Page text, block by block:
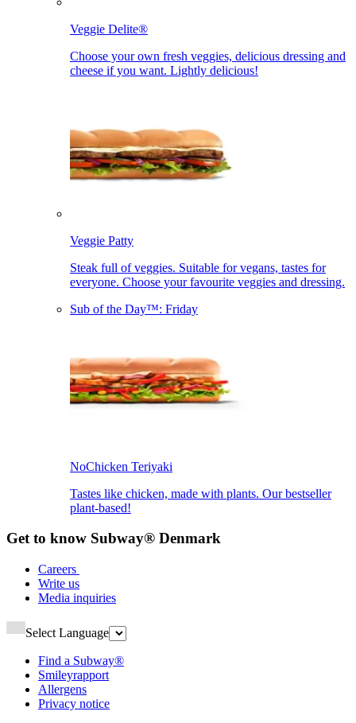
Veggie Delite®​​​​‌ ‍ ​‍​‍‌‍ ‌ ​‍‌‍‍‌‌‍‌ ‌‍‍‌‌‍ ‍​‍​‍​ ‍‍​‍​‍‌ ​ ‌‍​‌‌‍ ‍‌‍‍‌‌ ‌​‌ ‍‌​‍ ‍‌‍‍‌‌‍ ​‍​‍​‍ ​​‍​‍‌‍‍​‌ ​‍‌‍‌‌‌‍‌‍​‍​‍​ ‍‍​‍​‍‌‍‍​‌ ‌​‌ ‌​‌ ​​‌ ​ ​ ‍‍​‍ ​‍ ‌‍ ‍‌‍ ‌ ​‍‌‍‌​‌‍‍‌‌‍​ ​‍ ‌‌‍​‍‌‍‍‌‌ ‌​‌‍‌‌‌ ​ ​‍ ‌‌‍‌ ‌ ​‍‌‍ ‌ ‌‌‌ ​​​‍ ‌‌ ​ ‌ ‌​‌ ‌‌‌‍‌​‌‍‍‌‌‍ ​‍ ‍‌ ‌‍‌‍‌‌‌ ​‍‌‍​ ‌‍‌‌‌‍ ​​‍ ‍‌‍​‌‌ ​​‌ ​​​‍ ‌‍‍‌‌‍ ‍‌ ‌​‌‍‌‌‌‍ ‍‌ ‌​​‍ ‌‍‌‌‌‍‌​‌‍‍‌‌ ‌​​‍ ‌‍ ‌‌‍ ‌‍‌​‌‍‌‌​ ‌‌ ​​‌ ​‍‌‍‌‌‌ ​ ‌‍‌‌‌‍ ‍‌ ‌​‌‍​‌‌ ‌​‌‍‍‌‌‍ ‌‍ ‍​ ‍ ‌‍‍‌‌‍‌​​ ‌​ ‍​​ ‌‌​ ‍‌​ ‌‌​ ‌​‌‍​ ​ ​ ‌‍​‍​‍ ‌​ ​‍​ ‌‍‌‍‌‍​ ‌​​‍ ‌​ ‌​​ ​‍‌‍‌‍​ ‌‍​‍ ‌​ ‍​​ ​​​ ‌ ​ ‌ ​‍ ‌‌‍​‍​ ‌‌‌‍‌‌‌‍​‌​ ​​‌‍‌‌​ ‌​​ ​​​ ‌‍​ ​ ​ ‌ ‌‍‌‍​ ‍ ‌ ‌​‌ ‍‌‌ ​​‌‍‌‌​ ‌‌ ​​‌ ​‍‌‍ ‌‍‌​‌ ‌‌‌‍​ ‌ ‌​​ ‍ ‌ ​​‌‍​‌‌ ‌​‌‍‍​​ ‌‌‍ ‍‌‍​‌‌‍ ‌‌‍‌‌​‍‌‌​ ‌‌‌​​‍‌‌ ‌‍‍ ‌‍‌‌‌ ‍‌​‍‌‌​ ​ ‌​‌​​‍‌‌​ ​ ‌​‌​​‍‌‌​ ​‍​ ​‍‌‍‌‌‌‍ ‍​‍‌‌​ ​‍​ ​‍​‍‌‌​ ‌‌‌​‌​​‍ ‍‌ ‌‍‌‍​‌‌‍ ​‌ ‌‌‌‍‌‌​ ‌‍​‍‌‍​‌‌ ​ ‌‍‌‌‌‌‌‌‌ ​‍‌‍ ​​ ‌‌‍‍​‌ ‌​‌ ‌​‌ ​​‌ ​ ​‍‌‌​ ​ ‌​​‌​‍‌‌​ ​‍‌​‌‍​‍‌‌​ ​‍‌​‌‍‌‍ ‍‌‍ ‌ ​‍‌‍‌​‌‍‍‌‌‍​ ​‍ ‌‌‍​‍‌‍‍‌‌ ‌​‌‍‌‌‌ ​ ​‍ ‌‌‍‌ ‌ ​‍‌‍ ‌ ‌‌‌ ​​​‍ ‌‌ ​ ‌ ‌​‌ ‌‌‌‍‌​‌‍‍‌‌‍ ​‍ ‍‌ ‌‍‌‍‌‌‌ ​‍‌‍​ ‌‍‌‌‌‍ ​​‍ ‍‌‍​‌‌ ​​‌ ​​​‍‌‍‌‍‍‌‌‍‌​​ ‌​ ‍​​ ‌‌​ ‍‌​ ‌‌​ ‌​‌‍​ ​ ​ ‌‍​‍​‍ ‌​ ​‍​ ‌‍‌‍‌‍​ ‌​​‍ ‌​ ‌​​ ​‍‌‍‌‍​ ‌‍​‍ ‌​ ‍​​ ​​​ ‌ ​ ‌ ​‍ ‌‌‍​‍​ ‌‌‌‍‌‌‌‍​‌​ ​​‌‍‌‌​ ‌​​ ​​​ ‌‍​ ​ ​ ‌ ‌‍‌‍​‍‌‍‌ ‌​‌ ‍‌‌ ​​‌‍‌‌​ ‌‌ ​​‌ ​‍‌‍ ‌‍‌​‌ ‌‌‌‍​ ‌ ‌​​‍‌‍‌ ​​‌‍​‌‌ ‌​‌‍‍​​ ‌‌‍ ‍‌‍​‌‌‍ ‌‌‍‌‌​‍‌‌​ ‌‌‌​​‍‌‌ ‌‍‍ ‌‍‌‌‌ ‍‌​‍‌‌​ ​ ‌​‌​​‍‌‌​ ​ ‌​‌​​‍‌‌​ ​‍​ ​‍‌‍‌‌‌‍ ‍​‍‌‌​ ​‍​ ​‍​‍‌‌​ ‌‌‌​‌​​‍ ‍‌ ‌‍‌‍​‌‌‍ ​‌ ‌‌‌‍‌‌​‍‌‍‌ ​​‌‍‌‌‌ ​‍‌ ​ ‌ ​​‌‍‌‌‌‍​ ‌ ‌​‌‍‍‌‌ ‌‍‌‍‌‌​ ‌‌ ​​‌ ‌‌‌‍​‍‌‍ ​‌‍‍‌‌ ​ ‌‍‍​‌‍‌‌‌‍‌​​‍​‍‌ ‌
Choose your own fresh veggies, delicious dressing and
cheese if you want. Lightly delicious!​​​​‌ ‍ ​‍​‍‌‍ ‌ ​‍‌‍‍‌‌‍‌ ‌‍‍‌‌‍ ‍​‍​‍​ ‍‍​‍​‍‌ ​ ‌‍​‌‌‍ ‍‌‍‍‌‌ ‌​‌ ‍‌​‍ ‍‌‍‍‌‌‍ ​‍​‍​‍ ​​‍​‍‌‍‍​‌ ​‍‌‍‌‌‌‍‌‍​‍​‍​ ‍‍​‍​‍‌‍‍​‌ ‌​‌ ‌​‌ ​​‌ ​ ​ ‍‍​‍ ​‍ ‌‍ ‍‌‍ ‌ ​‍‌‍‌​‌‍‍‌‌‍​ ​‍ ‌‌‍​‍‌‍‍‌‌ ‌​‌‍‌‌‌ ​ ​‍ ‌‌‍‌ ‌ ​‍‌‍ ‌ ‌‌‌ ​​​‍ ‌‌ ​ ‌ ‌​‌ ‌‌‌‍‌​‌‍‍‌‌‍ ​‍ ‍‌ ‌‍‌‍‌‌‌ ​‍‌‍​ ‌‍‌‌‌‍ ​​‍ ‍‌‍​‌‌ ​​‌ ​​​‍ ‌‍‍‌‌‍ ‍‌ ‌​‌‍‌‌‌‍ ‍‌ ‌​​‍ ‌‍‌‌‌‍‌​‌‍‍‌‌ ‌​​‍ ‌‍ ‌‌‍ ‌‍‌​‌‍‌‌​ ‌‌ ​​‌ ​‍‌‍‌‌‌ ​ ‌‍‌‌‌‍ ‍‌ ‌​‌‍​‌‌ ‌​‌‍‍‌‌‍ ‌‍ ‍​ ‍ ‌‍‍‌‌‍‌​​ ‌​ ‍​​ ‌‌​ ‍‌​ ‌‌​ ‌​‌‍​ ​ ​ ‌‍​‍​‍ ‌​ ​‍​ ‌‍‌‍‌‍​ ‌​​‍ ‌​ ‌​​ ​‍‌‍‌‍​ ‌‍​‍ ‌​ ‍​​ ​​​ ‌ ​ ‌ ​‍ ‌‌‍​‍​ ‌‌‌‍‌‌‌‍​‌​ ​​‌‍‌‌​ ‌​​ ​​​ ‌‍​ ​ ​ ‌ ‌‍‌‍​ ‍ ‌ ‌​‌ ‍‌‌ ​​‌‍‌‌​ ‌‌ ​​‌ ​‍‌‍ ‌‍‌​‌ ‌‌‌‍​ ‌ ‌​​ ‍ ‌ ​​‌‍​‌‌ ‌​‌‍‍​​ ‌‌ ​ ‌‍‍​‌‍ ‌ ​‍‌ ‌​‌​‌​‌‍‌‌‌ ​ ‌‍​ ‌ ​‍‌‍‍‌‌ ​​‌ ‌​‌‍‍‌‌‍ ‌‍ ‍​‍‌‌​ ‌‌‌​​‍‌‌ ‌‍‍ ‌‍‌‌‌ ‍‌​‍‌‌​ ​ ‌​‌​​‍‌‌​ ​ ‌​‌​​‍‌‌​ ​‍​ ​‍‌‍‌‌‌‍ ‍​‍‌‌​ ​‍​ ​‍​‍‌‌​ ‌‌‌​‌​​‍ ‍‌ ‌‍‌‍​‌‌‍ ​‌ ‌‌‌‍‌‌​ ‌‍​‍‌‍​‌‌ ​ ‌‍‌‌‌‌‌‌‌ ​‍‌‍ ​​ ‌‌‍‍​‌ ‌​‌ ‌​‌ ​​‌ ​ ​‍‌‌​ ​ ‌​​‌​‍‌‌​ ​‍‌​‌‍​‍‌‌​ ​‍‌​‌‍‌‍ ‍‌‍ ‌ ​‍‌‍‌​‌‍‍‌‌‍​ ​‍ ‌‌‍​‍‌‍‍‌‌ ‌​‌‍‌‌‌ ​ ​‍ ‌‌‍‌ ‌ ​‍‌‍ ‌ ‌‌‌ ​​​‍ ‌‌ ​ ‌ ‌​‌ ‌‌‌‍‌​‌‍‍‌‌‍ ​‍ ‍‌ ‌‍‌‍‌‌‌ ​‍‌‍​ ‌‍‌‌‌‍ ​​‍ ‍‌‍​‌‌ ​​‌ ​​​‍‌‍‌‍‍‌‌‍‌​​ ‌​ ‍​​ ‌‌​ ‍‌​ ‌‌​ ‌​‌‍​ ​ ​ ‌‍​‍​‍ ‌​ ​‍​ ‌‍‌‍‌‍​ ‌​​‍ ‌​ ‌​​ ​‍‌‍‌‍​ ‌‍​‍ ‌​ ‍​​ ​​​ ‌ ​ ‌ ​‍ ‌‌‍​‍​ ‌‌‌‍‌‌‌‍​‌​ ​​‌‍‌‌​ ‌​​ ​​​ ‌‍​ ​ ​ ‌ ‌‍‌‍​‍‌‍‌ ‌​‌ ‍‌‌ ​​‌‍‌‌​ ‌‌ ​​‌ ​‍‌‍ ‌‍‌​‌ ‌‌‌‍​ ‌ ‌​​‍‌‍‌ ​​‌‍​‌‌ ‌​‌‍‍​​ ‌‌ ​ ‌‍‍​‌‍ ‌ ​‍‌ ‌​‌​‌​‌‍‌‌‌ ​ ‌‍​ ‌ ​‍‌‍‍‌‌ ​​‌ ‌​‌‍‍‌‌‍ ‌‍ ‍​‍‌‌​ ‌‌‌​​‍‌‌ ‌‍‍ ‌‍‌‌‌ ‍‌​‍‌‌​ ​ ‌​‌​​‍‌‌​ ​ ‌​‌​​‍‌‌​ ​‍​ ​‍‌‍‌‌‌‍ ‍​‍‌‌​ ​‍​ ​‍​‍‌‌​ ‌‌‌​‌​​‍ ‍‌ ‌‍‌‍​‌‌‍ ​‌ ‌‌‌‍‌‌​‍‌‍‌ ​​‌‍‌‌‌ ​‍‌ ​ ‌ ​​‌‍‌‌‌‍​ ‌ ‌​‌‍‍‌‌ ‌‍‌‍‌‌​ ‌‌ ​​‌ ‌‌‌‍​‍‌‍ ​‌‍‍‌‌ ​ ‌‍‍​‌‍‌‌‌‍‌​​‍​‍‌ ‌
Veggie Patty​​​​‌ ‍ ​‍​‍‌‍ ‌ ​‍‌‍‍‌‌‍‌ ‌‍‍‌‌‍ ‍​‍​‍​ ‍‍​‍​‍‌ ​ ‌‍​‌‌‍ ‍‌‍‍‌‌ ‌​‌ ‍‌​‍ ‍‌‍‍‌‌‍ ​‍​‍​‍ ​​‍​‍‌‍‍​‌ ​‍‌‍‌‌‌‍‌‍​‍​‍​ ‍‍​‍​‍‌‍‍​‌ ‌​‌ ‌​‌ ​​‌ ​ ​ ‍‍​‍ ​‍ ‌‍ ‍‌‍ ‌ ​‍‌‍‌​‌‍‍‌‌‍​ ​‍ ‌‌‍​‍‌‍‍‌‌ ‌​‌‍‌‌‌ ​ ​‍ ‌‌‍‌ ‌ ​‍‌‍ ‌ ‌‌‌ ​​​‍ ‌‌ ​ ‌ ‌​‌ ‌‌‌‍‌​‌‍‍‌‌‍ ​‍ ‍‌ ‌‍‌‍‌‌‌ ​‍‌‍​ ‌‍‌‌‌‍ ​​‍ ‍‌‍​‌‌ ​​‌ ​​​‍ ‌‍‍‌‌‍ ‍‌ ‌​‌‍‌‌‌‍ ‍‌ ‌​​‍ ‌‍‌‌‌‍‌​‌‍‍‌‌ ‌​​‍ ‌‍ ‌‌‍ ‌‍‌​‌‍‌‌​ ‌‌ ​​‌ ​‍‌‍‌‌‌ ​ ‌‍‌‌‌‍ ‍‌ ‌​‌‍​‌‌ ‌​‌‍‍‌‌‍ ‌‍ ‍​ ‍ ‌‍‍‌‌‍‌​​ ‌‌‍‌‍​ ‌‍​ ‌​​ ‌ ​ ​​‌‍​‌‌‍‌‍​ ‍‌​‍ ‌​ ‌‌​ ​​​ ​‌‌‍‌‌​‍ ‌​ ‌​​ ​ ​ ‍​​ ‍‌​‍ ‌​ ‍‌​ ‍‌‌‍‌‍​ ‌‍​‍ ‌​ ​‍​ ​​‌‍​‌‌‍​ ‌‍‌‍​ ‍​​ ‌‌​ ​‌​ ‌‍‌‍​ ‌‍​ ​ ‌​​ ‍ ‌ ‌​‌ ‍‌‌ ​​‌‍‌‌​ ‌‌ ​​‌ ​‍‌‍ ‌‍‌​‌ ‌‌‌‍​ ‌ ‌​​ ‍ ‌ ​​‌‍​‌‌ ‌​‌‍‍​​ ‌‌‍ ‍‌‍​‌‌‍ ‌‌‍‌‌​‍‌‌​ ‌‌‌​​‍‌‌ ‌‍‍ ‌‍‌‌‌ ‍‌​‍‌‌​ ​ ‌​‌​​‍‌‌​ ​ ‌​‌​​‍‌‌​ ​‍​ ​‍‌‍‌‌‌‍ ‍​‍‌‌​ ​‍​ ​‍​‍‌‌​ ‌‌‌​‌​​‍ ‍‌ ‌‍‌‍​‌‌‍ ​‌ ‌‌‌‍‌‌​ ‌‍​‍‌‍​‌‌ ​ ‌‍‌‌‌‌‌‌‌ ​‍‌‍ ​​ ‌‌‍‍​‌ ‌​‌ ‌​‌ ​​‌ ​ ​‍‌‌​ ​ ‌​​‌​‍‌‌​ ​‍‌​‌‍​‍‌‌​ ​‍‌​‌‍‌‍ ‍‌‍ ‌ ​‍‌‍‌​‌‍‍‌‌‍​ ​‍ ‌‌‍​‍‌‍‍‌‌ ‌​‌‍‌‌‌ ​ ​‍ ‌‌‍‌ ‌ ​‍‌‍ ‌ ‌‌‌ ​​​‍ ‌‌ ​ ‌ ‌​‌ ‌‌‌‍‌​‌‍‍‌‌‍ ​‍ ‍‌ ‌‍‌‍‌‌‌ ​‍‌‍​ ‌‍‌‌‌‍ ​​‍ ‍‌‍​‌‌ ​​‌ ​​​‍‌‍‌‍‍‌‌‍‌​​ ‌‌‍‌‍​ ‌‍​ ‌​​ ‌ ​ ​​‌‍​‌‌‍‌‍​ ‍‌​‍ ‌​ ‌‌​ ​​​ ​‌‌‍‌‌​‍ ‌​ ‌​​ ​ ​ ‍​​ ‍‌​‍ ‌​ ‍‌​ ‍‌‌‍‌‍​ ‌‍​‍ ‌​ ​‍​ ​​‌‍​‌‌‍​ ‌‍‌‍​ ‍​​ ‌‌​ ​‌​ ‌‍‌‍​ ‌‍​ ​ ‌​​‍‌‍‌ ‌​‌ ‍‌‌ ​​‌‍‌‌​ ‌‌ ​​‌ ​‍‌‍ ‌‍‌​‌ ‌‌‌‍​ ‌ ‌​​‍‌‍‌ ​​‌‍​‌‌ ‌​‌‍‍​​ ‌‌‍ ‍‌‍​‌‌‍ ‌‌‍‌‌​‍‌‌​ ‌‌‌​​‍‌‌ ‌‍‍ ‌‍‌‌‌ ‍‌​‍‌‌​ ​ ‌​‌​​‍‌‌​ ​ ‌​‌​​‍‌‌​ ​‍​ ​‍‌‍‌‌‌‍ ‍​‍‌‌​ ​‍​ ​‍​‍‌‌​ ‌‌‌​‌​​‍ ‍‌ ‌‍‌‍​‌‌‍ ​‌ ‌‌‌‍‌‌​‍‌‍‌ ​​‌‍‌‌‌ ​‍‌ ​ ‌ ​​‌‍‌‌‌‍​ ‌ ‌​‌‍‍‌‌ ‌‍‌‍‌‌​ ‌‌ ​​‌ ‌‌‌‍​‍‌‍ ​‌‍‍‌‌ ​ ‌‍‍​‌‍‌‌‌‍‌​​‍​‍‌ ‌
Steak full of veggies. Suitable for vegans, tastes for
everyone. Choose your favourite veggies and dressing.​​​​‌ ‍ ​‍​‍‌‍ ‌ ​‍‌‍‍‌‌‍‌ ‌‍‍‌‌‍ ‍​‍​‍​ ‍‍​‍​‍‌ ​ ‌‍​‌‌‍ ‍‌‍‍‌‌ ‌​‌ ‍‌​‍ ‍‌‍‍‌‌‍ ​‍​‍​‍ ​​‍​‍‌‍‍​‌ ​‍‌‍‌‌‌‍‌‍​‍​‍​ ‍‍​‍​‍‌‍‍​‌ ‌​‌ ‌​‌ ​​‌ ​ ​ ‍‍​‍ ​‍ ‌‍ ‍‌‍ ‌ ​‍‌‍‌​‌‍‍‌‌‍​ ​‍ ‌‌‍​‍‌‍‍‌‌ ‌​‌‍‌‌‌ ​ ​‍ ‌‌‍‌ ‌ ​‍‌‍ ‌ ‌‌‌ ​​​‍ ‌‌ ​ ‌ ‌​‌ ‌‌‌‍‌​‌‍‍‌‌‍ ​‍ ‍‌ ‌‍‌‍‌‌‌ ​‍‌‍​ ‌‍‌‌‌‍ ​​‍ ‍‌‍​‌‌ ​​‌ ​​​‍ ‌‍‍‌‌‍ ‍‌ ‌​‌‍‌‌‌‍ ‍‌ ‌​​‍ ‌‍‌‌‌‍‌​‌‍‍‌‌ ‌​​‍ ‌‍ ‌‌‍ ‌‍‌​‌‍‌‌​ ‌‌ ​​‌ ​‍‌‍‌‌‌ ​ ‌‍‌‌‌‍ ‍‌ ‌​‌‍​‌‌ ‌​‌‍‍‌‌‍ ‌‍ ‍​ ‍ ‌‍‍‌‌‍‌​​ ‌‌‍‌‍​ ‌‍​ ‌​​ ‌ ​ ​​‌‍​‌‌‍‌‍​ ‍‌​‍ ‌​ ‌‌​ ​​​ ​‌‌‍‌‌​‍ ‌​ ‌​​ ​ ​ ‍​​ ‍‌​‍ ‌​ ‍‌​ ‍‌‌‍‌‍​ ‌‍​‍ ‌​ ​‍​ ​​‌‍​‌‌‍​ ‌‍‌‍​ ‍​​ ‌‌​ ​‌​ ‌‍‌‍​ ‌‍​ ​ ‌​​ ‍ ‌ ‌​‌ ‍‌‌ ​​‌‍‌‌​ ‌‌ ​​‌ ​‍‌‍ ‌‍‌​‌ ‌‌‌‍​ ‌ ‌​​ ‍ ‌ ​​‌‍​‌‌ ‌​‌‍‍​​ ‌‌ ​ ‌‍‍​‌‍ ‌ ​‍‌ ‌​‌​‌​‌‍‌‌‌ ​ ‌‍​ ‌ ​‍‌‍‍‌‌ ​​‌ ‌​‌‍‍‌‌‍ ‌‍ ‍​‍‌‌​ ‌‌‌​​‍‌‌ ‌‍‍ ‌‍‌‌‌ ‍‌​‍‌‌​ ​ ‌​‌​​‍‌‌​ ​ ‌​‌​​‍‌‌​ ​‍​ ​‍‌‍‌‌‌‍ ‍​‍‌‌​ ​‍​ ​‍​‍‌‌​ ‌‌‌​‌​​‍ ‍‌ ‌‍‌‍​‌‌‍ ​‌ ‌‌‌‍‌‌​ ‌‍​‍‌‍​‌‌ ​ ‌‍‌‌‌‌‌‌‌ ​‍‌‍ ​​ ‌‌‍‍​‌ ‌​‌ ‌​‌ ​​‌ ​ ​‍‌‌​ ​ ‌​​‌​‍‌‌​ ​‍‌​‌‍​‍‌‌​ ​‍‌​‌‍‌‍ ‍‌‍ ‌ ​‍‌‍‌​‌‍‍‌‌‍​ ​‍ ‌‌‍​‍‌‍‍‌‌ ‌​‌‍‌‌‌ ​ ​‍ ‌‌‍‌ ‌ ​‍‌‍ ‌ ‌‌‌ ​​​‍ ‌‌ ​ ‌ ‌​‌ ‌‌‌‍‌​‌‍‍‌‌‍ ​‍ ‍‌ ‌‍‌‍‌‌‌ ​‍‌‍​ ‌‍‌‌‌‍ ​​‍ ‍‌‍​‌‌ ​​‌ ​​​‍‌‍‌‍‍‌‌‍‌​​ ‌‌‍‌‍​ ‌‍​ ‌​​ ‌ ​ ​​‌‍​‌‌‍‌‍​ ‍‌​‍ ‌​ ‌‌​ ​​​ ​‌‌‍‌‌​‍ ‌​ ‌​​ ​ ​ ‍​​ ‍‌​‍ ‌​ ‍‌​ ‍‌‌‍‌‍​ ‌‍​‍ ‌​ ​‍​ ​​‌‍​‌‌‍​ ‌‍‌‍​ ‍​​ ‌‌​ ​‌​ ‌‍‌‍​ ‌‍​ ​ ‌​​‍‌‍‌ ‌​‌ ‍‌‌ ​​‌‍‌‌​ ‌‌ ​​‌ ​‍‌‍ ‌‍‌​‌ ‌‌‌‍​ ‌ ‌​​‍‌‍‌ ​​‌‍​‌‌ ‌​‌‍‍​​ ‌‌ ​ ‌‍‍​‌‍ ‌ ​‍‌ ‌​‌​‌​‌‍‌‌‌ ​ ‌‍​ ‌ ​‍‌‍‍‌‌ ​​‌ ‌​‌‍‍‌‌‍ ‌‍ ‍​‍‌‌​ ‌‌‌​​‍‌‌ ‌‍‍ ‌‍‌‌‌ ‍‌​‍‌‌​ ​ ‌​‌​​‍‌‌​ ​ ‌​‌​​‍‌‌​ ​‍​ ​‍‌‍‌‌‌‍ ‍​‍‌‌​ ​‍​ ​‍​‍‌‌​ ‌‌‌​‌​​‍ ‍‌ ‌‍‌‍​‌‌‍ ​‌ ‌‌‌‍‌‌​‍‌‍‌ ​​‌‍‌‌‌ ​‍‌ ​ ‌ ​​‌‍‌‌‌‍​ ‌ ‌​‌‍‍‌‌ ‌‍‌‍‌‌​ ‌‌ ​​‌ ‌‌‌‍​‍‌‍ ​‌‍‍‌‌ ​ ‌‍‍​‌‍‌‌‌‍‌​​‍​‍‌ ‌
Sub of the Day™: Friday​​​​‌ ‍ ​‍​‍‌‍ ‌ ​‍‌‍‍‌‌‍‌ ‌‍‍‌‌‍ ‍​‍​‍​ ‍‍​‍​‍‌ ​ ‌‍​‌‌‍ ‍‌‍‍‌‌ ‌​‌ ‍‌​‍ ‍‌‍‍‌‌‍ ​‍​‍​‍ ​​‍​‍‌‍‍​‌ ​‍‌‍‌‌‌‍‌‍​‍​‍​ ‍‍​‍​‍‌‍‍​‌ ‌​‌ ‌​‌ ​​‌ ​ ​ ‍‍​‍ ​‍ ‌‍ ‍‌‍ ‌ ​‍‌‍‌​‌‍‍‌‌‍​ ​‍ ‌‌‍​‍‌‍‍‌‌ ‌​‌‍‌‌‌ ​ ​‍ ‌‌‍‌ ‌ ​‍‌‍ ‌ ‌‌‌ ​​​‍ ‌‌ ​ ‌ ‌​‌ ‌‌‌‍‌​‌‍‍‌‌‍ ​‍ ‍‌ ‌‍‌‍‌‌‌ ​‍‌‍​ ‌‍‌‌‌‍ ​​‍ ‍‌‍​‌‌ ​​‌ ​​​‍ ‌‍‍‌‌‍ ‍‌ ‌​‌‍‌‌‌‍ ‍‌ ‌​​‍ ‌‍‌‌‌‍‌​‌‍‍‌‌ ‌​​‍ ‌‍ ‌‌‍ ‌‍‌​‌‍‌‌​ ‌‌ ​​‌ ​‍‌‍‌‌‌ ​ ‌‍‌‌‌‍ ‍‌ ‌​‌‍​‌‌ ‌​‌‍‍‌‌‍ ‌‍ ‍​ ‍ ‌‍‍‌‌‍‌​​ ‌‌‍​‌‌‍‌‌‌‍​ ​ ‌‍​ ‍‌​ ​​​ ‌​​ ​‌​‍ ‌‌‍​‌​ ​​‌‍‌​‌‍​‍​‍ ‌​ ‌​‌‍​‌‌‍​ ​ ‍‌​‍ ‌​ ‍‌​ ‌ ‌‍‌​‌‍​‌​‍ ‌​ ‌​​ ​​‌‍​ ​ ‌ ​ ‍​​ ‌‍​ ‍​​ ‌ ​ ‍​‌‍‌​​ ‌​‌‍‌​​ ‍ ‌ ‌​‌ ‍‌‌ ​​‌‍‌‌​ ‌‌ ​​‌ ​‍‌‍ ‌‍‌​‌ ‌‌‌‍​ ‌ ‌​​ ‍ ‌ ​​‌‍​‌‌ ‌​‌‍‍​​ ‌‌‍​‍‌‍​‌‌‍‌​‌‍‌ ‌‍‌‌​‍‌‌​ ‌‌‌​​‍‌‌ ‌‍‍ ‌‍‌‌‌ ‍‌​‍‌‌​ ​ ‌​‌​​‍‌‌​ ​ ‌​‌​​‍‌‌​ ​‍​ ​‍‌‍‌‌‌‍ ‍​‍‌‌​ ​‍​ ​‍​‍‌‌​ ‌‌‌​‌​​‍ ‍‌ ‌‍‌‍​‌‌‍ ​‌ ‌‌‌‍‌‌​ ‌‍​‍‌‍​‌‌ ​ ‌‍‌‌‌‌‌‌‌ ​‍‌‍ ​​ ‌‌‍‍​‌ ‌​‌ ‌​‌ ​​‌ ​ ​‍‌‌​ ​ ‌​​‌​‍‌‌​ ​‍‌​‌‍​‍‌‌​ ​‍‌​‌‍‌‍ ‍‌‍ ‌ ​‍‌‍‌​‌‍‍‌‌‍​ ​‍ ‌‌‍​‍‌‍‍‌‌ ‌​‌‍‌‌‌ ​ ​‍ ‌‌‍‌ ‌ ​‍‌‍ ‌ ‌‌‌ ​​​‍ ‌‌ ​ ‌ ‌​‌ ‌‌‌‍‌​‌‍‍‌‌‍ ​‍ ‍‌ ‌‍‌‍‌‌‌ ​‍‌‍​ ‌‍‌‌‌‍ ​​‍ ‍‌‍​‌‌ ​​‌ ​​​‍‌‍‌‍‍‌‌‍‌​​ ‌‌‍​‌‌‍‌‌‌‍​ ​ ‌‍​ ‍‌​ ​​​ ‌​​ ​‌​‍ ‌‌‍​‌​ ​​‌‍‌​‌‍​‍​‍ ‌​ ‌​‌‍​‌‌‍​ ​ ‍‌​‍ ‌​ ‍‌​ ‌ ‌‍‌​‌‍​‌​‍ ‌​ ‌​​ ​​‌‍​ ​ ‌ ​ ‍​​ ‌‍​ ‍​​ ‌ ​ ‍​‌‍‌​​ ‌​‌‍‌​​‍‌‍‌ ‌​‌ ‍‌‌ ​​‌‍‌‌​ ‌‌ ​​‌ ​‍‌‍ ‌‍‌​‌ ‌‌‌‍​ ‌ ‌​​‍‌‍‌ ​​‌‍​‌‌ ‌​‌‍‍​​ ‌‌‍​‍‌‍​‌‌‍‌​‌‍‌ ‌‍‌‌​‍‌‌​ ‌‌‌​​‍‌‌ ‌‍‍ ‌‍‌‌‌ ‍‌​‍‌‌​ ​ ‌​‌​​‍‌‌​ ​ ‌​‌​​‍‌‌​ ​‍​ ​‍‌‍‌‌‌‍ ‍​‍‌‌​ ​‍​ ​‍​‍‌‌​ ‌‌‌​‌​​‍ ‍‌ ‌‍‌‍​‌‌‍ ​‌ ‌‌‌‍‌‌​‍‌‍‌ ​​‌‍‌‌‌ ​‍‌ ​ ‌ ​​‌‍‌‌‌‍​ ‌ ‌​‌‍‍‌‌ ‌‍‌‍‌‌​ ‌‌ ​​‌ ‌‌‌‍​‍‌‍ ​‌‍‍‌‌ ​ ‌‍‍​‌‍‌‌‌‍‌​​‍​‍‌ ‌
NoChicken Teriyaki​​​​‌ ‍ ​‍​‍‌‍ ‌ ​‍‌‍‍‌‌‍‌ ‌‍‍‌‌‍ ‍​‍​‍​ ‍‍​‍​‍‌ ​ ‌‍​‌‌‍ ‍‌‍‍‌‌ ‌​‌ ‍‌​‍ ‍‌‍‍‌‌‍ ​‍​‍​‍ ​​‍​‍‌‍‍​‌ ​‍‌‍‌‌‌‍‌‍​‍​‍​ ‍‍​‍​‍‌‍‍​‌ ‌​‌ ‌​‌ ​​‌ ​ ​ ‍‍​‍ ​‍ ‌‍ ‍‌‍ ‌ ​‍‌‍‌​‌‍‍‌‌‍​ ​‍ ‌‌‍​‍‌‍‍‌‌ ‌​‌‍‌‌‌ ​ ​‍ ‌‌‍‌ ‌ ​‍‌‍ ‌ ‌‌‌ ​​​‍ ‌‌ ​ ‌ ‌​‌ ‌‌‌‍‌​‌‍‍‌‌‍ ​‍ ‍‌ ‌‍‌‍‌‌‌ ​‍‌‍​ ‌‍‌‌‌‍ ​​‍ ‍‌‍​‌‌ ​​‌ ​​​‍ ‌‍‍‌‌‍ ‍‌ ‌​‌‍‌‌‌‍ ‍‌ ‌​​‍ ‌‍‌‌‌‍‌​‌‍‍‌‌ ‌​​‍ ‌‍ ‌‌‍ ‌‍‌​‌‍‌‌​ ‌‌ ​​‌ ​‍‌‍‌‌‌ ​ ‌‍‌‌‌‍ ‍‌ ‌​‌‍​‌‌ ‌​‌‍‍‌‌‍ ‌‍ ‍​ ‍ ‌‍‍‌‌‍‌​​ ‌‌‍​‌‌‍‌‌‌‍​ ​ ‌‍​ ‍‌​ ​​​ ‌​​ ​‌​‍ ‌‌‍​‌​ ​​‌‍‌​‌‍​‍​‍ ‌​ ‌​‌‍​‌‌‍​ ​ ‍‌​‍ ‌​ ‍‌​ ‌ ‌‍‌​‌‍​‌​‍ ‌​ ‌​​ ​​‌‍​ ​ ‌ ​ ‍​​ ‌‍​ ‍​​ ‌ ​ ‍​‌‍‌​​ ‌​‌‍‌​​ ‍ ‌ ‌​‌ ‍‌‌ ​​‌‍‌‌​ ‌‌ ​​‌ ​‍‌‍ ‌‍‌​‌ ‌‌‌‍​ ‌ ‌​​ ‍ ‌ ​​‌‍​‌‌ ‌​‌‍‍​​ ‌‌‍ ‍‌‍​‌‌‍ ‌‌‍‌‌​‍‌‌​ ‌‌‌​​‍‌‌ ‌‍‍ ‌‍‌‌‌ ‍‌​‍‌‌​ ​ ‌​‌​​‍‌‌​ ​ ‌​‌​​‍‌‌​ ​‍​ ​‍‌‍‌‌‌‍ ‍​‍‌‌​ ​‍​ ​‍​‍‌‌​ ‌‌‌​‌​​‍ ‍‌ ‌‍‌‍​‌‌‍ ​‌ ‌‌‌‍‌‌​ ‌‍​‍‌‍​‌‌ ​ ‌‍‌‌‌‌‌‌‌ ​‍‌‍ ​​ ‌‌‍‍​‌ ‌​‌ ‌​‌ ​​‌ ​ ​‍‌‌​ ​ ‌​​‌​‍‌‌​ ​‍‌​‌‍​‍‌‌​ ​‍‌​‌‍‌‍ ‍‌‍ ‌ ​‍‌‍‌​‌‍‍‌‌‍​ ​‍ ‌‌‍​‍‌‍‍‌‌ ‌​‌‍‌‌‌ ​ ​‍ ‌‌‍‌ ‌ ​‍‌‍ ‌ ‌‌‌ ​​​‍ ‌‌ ​ ‌ ‌​‌ ‌‌‌‍‌​‌‍‍‌‌‍ ​‍ ‍‌ ‌‍‌‍‌‌‌ ​‍‌‍​ ‌‍‌‌‌‍ ​​‍ ‍‌‍​‌‌ ​​‌ ​​​‍‌‍‌‍‍‌‌‍‌​​ ‌‌‍​‌‌‍‌‌‌‍​ ​ ‌‍​ ‍‌​ ​​​ ‌​​ ​‌​‍ ‌‌‍​‌​ ​​‌‍‌​‌‍​‍​‍ ‌​ ‌​‌‍​‌‌‍​ ​ ‍‌​‍ ‌​ ‍‌​ ‌ ‌‍‌​‌‍​‌​‍ ‌​ ‌​​ ​​‌‍​ ​ ‌ ​ ‍​​ ‌‍​ ‍​​ ‌ ​ ‍​‌‍‌​​ ‌​‌‍‌​​‍‌‍‌ ‌​‌ ‍‌‌ ​​‌‍‌‌​ ‌‌ ​​‌ ​‍‌‍ ‌‍‌​‌ ‌‌‌‍​ ‌ ‌​​‍‌‍‌ ​​‌‍​‌‌ ‌​‌‍‍​​ ‌‌‍ ‍‌‍​‌‌‍ ‌‌‍‌‌​‍‌‌​ ‌‌‌​​‍‌‌ ‌‍‍ ‌‍‌‌‌ ‍‌​‍‌‌​ ​ ‌​‌​​‍‌‌​ ​ ‌​‌​​‍‌‌​ ​‍​ ​‍‌‍‌‌‌‍ ‍​‍‌‌​ ​‍​ ​‍​‍‌‌​ ‌‌‌​‌​​‍ ‍‌ ‌‍‌‍​‌‌‍ ​‌ ‌‌‌‍‌‌​‍‌‍‌ ​​‌‍‌‌‌ ​‍‌ ​ ‌ ​​‌‍‌‌‌‍​ ‌ ‌​‌‍‍‌‌ ‌‍‌‍‌‌​ ‌‌ ​​‌ ‌‌‌‍​‍‌‍ ​‌‍‍‌‌ ​ ‌‍‍​‌‍‌‌‌‍‌​​‍​‍‌ ‌
Tastes like chicken, made with plants. Our bestseller
plant-based!​​​​‌ ‍ ​‍​‍‌‍ ‌ ​‍‌‍‍‌‌‍‌ ‌‍‍‌‌‍ ‍​‍​‍​ ‍‍​‍​‍‌ ​ ‌‍​‌‌‍ ‍‌‍‍‌‌ ‌​‌ ‍‌​‍ ‍‌‍‍‌‌‍ ​‍​‍​‍ ​​‍​‍‌‍‍​‌ ​‍‌‍‌‌‌‍‌‍​‍​‍​ ‍‍​‍​‍‌‍‍​‌ ‌​‌ ‌​‌ ​​‌ ​ ​ ‍‍​‍ ​‍ ‌‍ ‍‌‍ ‌ ​‍‌‍‌​‌‍‍‌‌‍​ ​‍ ‌‌‍​‍‌‍‍‌‌ ‌​‌‍‌‌‌ ​ ​‍ ‌‌‍‌ ‌ ​‍‌‍ ‌ ‌‌‌ ​​​‍ ‌‌ ​ ‌ ‌​‌ ‌‌‌‍‌​‌‍‍‌‌‍ ​‍ ‍‌ ‌‍‌‍‌‌‌ ​‍‌‍​ ‌‍‌‌‌‍ ​​‍ ‍‌‍​‌‌ ​​‌ ​​​‍ ‌‍‍‌‌‍ ‍‌ ‌​‌‍‌‌‌‍ ‍‌ ‌​​‍ ‌‍‌‌‌‍‌​‌‍‍‌‌ ‌​​‍ ‌‍ ‌‌‍ ‌‍‌​‌‍‌‌​ ‌‌ ​​‌ ​‍‌‍‌‌‌ ​ ‌‍‌‌‌‍ ‍‌ ‌​‌‍​‌‌ ‌​‌‍‍‌‌‍ ‌‍ ‍​ ‍ ‌‍‍‌‌‍‌​​ ‌‌‍​‌‌‍‌‌‌‍​ ​ ‌‍​ ‍‌​ ​​​ ‌​​ ​‌​‍ ‌‌‍​‌​ ​​‌‍‌​‌‍​‍​‍ ‌​ ‌​‌‍​‌‌‍​ ​ ‍‌​‍ ‌​ ‍‌​ ‌ ‌‍‌​‌‍​‌​‍ ‌​ ‌​​ ​​‌‍​ ​ ‌ ​ ‍​​ ‌‍​ ‍​​ ‌ ​ ‍​‌‍‌​​ ‌​‌‍‌​​ ‍ ‌ ‌​‌ ‍‌‌ ​​‌‍‌‌​ ‌‌ ​​‌ ​‍‌‍ ‌‍‌​‌ ‌‌‌‍​ ‌ ‌​​ ‍ ‌ ​​‌‍​‌‌ ‌​‌‍‍​​ ‌‌ ​ ‌‍‍​‌‍ ‌ ​‍‌ ‌​‌​‌​‌‍‌‌‌ ​ ‌‍​ ‌ ​‍‌‍‍‌‌ ​​‌ ‌​‌‍‍‌‌‍ ‌‍ ‍​‍‌‌​ ‌‌‌​​‍‌‌ ‌‍‍ ‌‍‌‌‌ ‍‌​‍‌‌​ ​ ‌​‌​​‍‌‌​ ​ ‌​‌​​‍‌‌​ ​‍​ ​‍‌‍‌‌‌‍ ‍​‍‌‌​ ​‍​ ​‍​‍‌‌​ ‌‌‌​‌​​‍ ‍‌ ‌‍‌‍​‌‌‍ ​‌ ‌‌‌‍‌‌​ ‌‍​‍‌‍​‌‌ ​ ‌‍‌‌‌‌‌‌‌ ​‍‌‍ ​​ ‌‌‍‍​‌ ‌​‌ ‌​‌ ​​‌ ​ ​‍‌‌​ ​ ‌​​‌​‍‌‌​ ​‍‌​‌‍​‍‌‌​ ​‍‌​‌‍‌‍ ‍‌‍ ‌ ​‍‌‍‌​‌‍‍‌‌‍​ ​‍ ‌‌‍​‍‌‍‍‌‌ ‌​‌‍‌‌‌ ​ ​‍ ‌‌‍‌ ‌ ​‍‌‍ ‌ ‌‌‌ ​​​‍ ‌‌ ​ ‌ ‌​‌ ‌‌‌‍‌​‌‍‍‌‌‍ ​‍ ‍‌ ‌‍‌‍‌‌‌ ​‍‌‍​ ‌‍‌‌‌‍ ​​‍ ‍‌‍​‌‌ ​​‌ ​​​‍‌‍‌‍‍‌‌‍‌​​ ‌‌‍​‌‌‍‌‌‌‍​ ​ ‌‍​ ‍‌​ ​​​ ‌​​ ​‌​‍ ‌‌‍​‌​ ​​‌‍‌​‌‍​‍​‍ ‌​ ‌​‌‍​‌‌‍​ ​ ‍‌​‍ ‌​ ‍‌​ ‌ ‌‍‌​‌‍​‌​‍ ‌​ ‌​​ ​​‌‍​ ​ ‌ ​ ‍​​ ‌‍​ ‍​​ ‌ ​ ‍​‌‍‌​​ ‌​‌‍‌​​‍‌‍‌ ‌​‌ ‍‌‌ ​​‌‍‌‌​ ‌‌ ​​‌ ​‍‌‍ ‌‍‌​‌ ‌‌‌‍​ ‌ ‌​​‍‌‍‌ ​​‌‍​‌‌ ‌​‌‍‍​​ ‌‌ ​ ‌‍‍​‌‍ ‌ ​‍‌ ‌​‌​‌​‌‍‌‌‌ ​ ‌‍​ ‌ ​‍‌‍‍‌‌ ​​‌ ‌​‌‍‍‌‌‍ ‌‍ ‍​‍‌‌​ ‌‌‌​​‍‌‌ ‌‍‍ ‌‍‌‌‌ ‍‌​‍‌‌​ ​ ‌​‌​​‍‌‌​ ​ ‌​‌​​‍‌‌​ ​‍​ ​‍‌‍‌‌‌‍ ‍​‍‌‌​ ​‍​ ​‍​‍‌‌​ ‌‌‌​‌​​‍ ‍‌ ‌‍‌‍​‌‌‍ ​‌ ‌‌‌‍‌‌​‍‌‍‌ ​​‌‍‌‌‌ ​‍‌ ​ ‌ ​​‌‍‌‌‌‍​ ‌ ‌​‌‍‍‌‌ ‌‍‌‍‌‌​ ‌‌ ​​‌ ‌‌‌‍​‍‌‍ ​‌‍‍‌‌ ​ ‌‍‍​‌‍‌‌‌‍‌​​‍​‍‌ ‌
Get to know Subway® Denmark​​​​‌ ‍ ​‍​‍‌‍ ‌ ​‍‌‍‍‌‌‍‌ ‌‍‍‌‌‍ ‍​‍​‍​ ‍‍​‍​‍‌ ​ ‌‍​‌‌‍ ‍‌‍‍‌‌ ‌​‌ ‍‌​‍ ‍‌‍‍‌‌‍ ​‍​‍​‍ ​​‍​‍‌‍‍​‌ ​‍‌‍‌‌‌‍‌‍​‍​‍​ ‍‍​‍​‍‌‍‍​‌ ‌​‌ ‌​‌ ​​‌ ​ ​ ‍‍​‍ ​‍ ‌‍ ‍‌‍ ‌ ​‍‌‍‌​‌‍‍‌‌‍​ ​‍ ‌‌‍​‍‌‍‍‌‌ ‌​‌‍‌‌‌ ​ ​‍ ‌‌‍‌ ‌ ​‍‌‍ ‌ ‌‌‌ ​​​‍ ‌‌ ​ ‌ ‌​‌ ‌‌‌‍‌​‌‍‍‌‌‍ ​‍ ‍‌ ‌‍‌‍‌‌‌ ​‍‌‍​ ‌‍‌‌‌‍ ​​‍ ‍‌‍​‌‌ ​​‌ ​​​‍ ‌‍‍‌‌‍ ‍‌ ‌​‌‍‌‌‌‍ ‍‌ ‌​​‍ ‌‍‌‌‌‍‌​‌‍‍‌‌ ‌​​‍ ‌‍ ‌‌‍ ‌‍‌​‌‍‌‌​ ‌‌ ​​‌ ​‍‌‍‌‌‌ ​ ‌‍‌‌‌‍ ‍‌ ‌​‌‍​‌‌ ‌​‌‍‍‌‌‍ ‌‍ ‍​ ‍ ‌‍‍‌‌‍‌​​ ‌​ ‌‍​ ​ ‌‍‌​​ ‌‌​ ​ ‌‍​‍​ ​‌​ ​​​‍ ‌​ ​‍​ ​‌​ ‌‌​ ​​​‍ ‌​ ‌​‌‍​ ‌‍​ ​ ​​​‍ ‌​ ‍​‌‍‌‌​ ‍‌​ ​‍​‍ ‌​ ‌ ‌‍‌‌​ ​‍​ ​‌​ ​‍​ ​ ​ ​ ‌‍‌‍‌‍​‍​ ‌‌​ ‍​‌‍​‌​ ‍ ‌ ‌​‌ ‍‌‌ ​​‌‍‌‌​ ‌‌ ‌ ‌‍‌‌‌‍​‍‌ ​ ‌‍‍‌‌ ‌​‌‍‌‌‌​‌‍‌‍ ‌‍ ‌ ‌​‌‍‌‌‌ ​‍​ ‍ ‌ ​​‌‍​‌‌ ‌​‌‍‍​​ ‌‌ ‌​‌‍‍‌‌ ‌​‌‍ ​‌‍‌‌​‍‌‌​ ‌‌‌​​‍‌‌ ‌‍‍ ‌‍‌‌‌ ‍‌​‍‌‌​ ​ ‌​‌​​‍‌‌​ ​ ‌​‌​​‍‌‌​ ​‍​ ​‍‌‍‌‌‌‍ ‍​‍‌‌​ ​‍​ ​‍​‍‌‌​ ‌‌‌​‌​​‍ ‍‌ ‌‍‌‍​‌‌‍ ​‌ ‌‌‌‍‌‌​ ‌‍​‍‌‍​‌‌ ​ ‌‍‌‌‌‌‌‌‌ ​‍‌‍ ​​ ‌‌‍‍​‌ ‌​‌ ‌​‌ ​​‌ ​ ​‍‌‌​ ​ ‌​​‌​‍‌‌​ ​‍‌​‌‍​‍‌‌​ ​‍‌​‌‍‌‍ ‍‌‍ ‌ ​‍‌‍‌​‌‍‍‌‌‍​ ​‍ ‌‌‍​‍‌‍‍‌‌ ‌​‌‍‌‌‌ ​ ​‍ ‌‌‍‌ ‌ ​‍‌‍ ‌ ‌‌‌ ​​​‍ ‌‌ ​ ‌ ‌​‌ ‌‌‌‍‌​‌‍‍‌‌‍ ​‍ ‍‌ ‌‍‌‍‌‌‌ ​‍‌‍​ ‌‍‌‌‌‍ ​​‍ ‍‌‍​‌‌ ​​‌ ​​​‍‌‍‌‍‍‌‌‍‌​​ ‌​ ‌‍​ ​ ‌‍‌​​ ‌‌​ ​ ‌‍​‍​ ​‌​ ​​​‍ ‌​ ​‍​ ​‌​ ‌‌​ ​​​‍ ‌​ ‌​‌‍​ ‌‍​ ​ ​​​‍ ‌​ ‍​‌‍‌‌​ ‍‌​ ​‍​‍ ‌​ ‌ ‌‍‌‌​ ​‍​ ​‌​ ​‍​ ​ ​ ​ ‌‍‌‍‌‍​‍​ ‌‌​ ‍​‌‍​‌​‍‌‍‌ ‌​‌ ‍‌‌ ​​‌‍‌‌​ ‌‌ ‌ ‌‍‌‌‌‍​‍‌ ​ ‌‍‍‌‌ ‌​‌‍‌‌‌​‌‍‌‍ ‌‍ ‌ ‌​‌‍‌‌‌ ​‍​‍‌‍‌ ​​‌‍​‌‌ ‌​‌‍‍​​ ‌‌ ‌​‌‍‍‌‌ ‌​‌‍ ​‌‍‌‌​‍‌‌​ ‌‌‌​​‍‌‌ ‌‍‍ ‌‍‌‌‌ ‍‌​‍‌‌​ ​ ‌​‌​​‍‌‌​ ​ ‌​‌​​‍‌‌​ ​‍​ ​‍‌‍‌‌‌‍ ‍​‍‌‌​ ​‍​ ​‍​‍‌‌​ ‌‌‌​‌​​‍ ‍‌ ‌‍‌‍​‌‌‍ ​‌ ‌‌‌‍‌‌​‍‌‍‌ ​​‌‍‌‌‌ ​‍‌ ​ ‌ ​​‌‍‌‌‌‍​ ‌ ‌​‌‍‍‌‌ ‌‍‌‍‌‌​ ‌‌ ​​‌ ‌‌‌‍​‍‌‍ ​‌‍‍‌‌ ​ ‌‍‍​‌‍‌‌‌‍‌​​‍​‍‌ ‌
Careers ​​​​‌ ‍ ​‍​‍‌‍ ‌ ​‍‌‍‍‌‌‍‌ ‌‍‍‌‌‍ ‍​‍​‍​ ‍‍​‍​‍‌ ​ ‌‍​‌‌‍ ‍‌‍‍‌‌ ‌​‌ ‍‌​‍ ‍‌‍‍‌‌‍ ​‍​‍​‍ ​​‍​‍‌‍‍​‌ ​‍‌‍‌‌‌‍‌‍​‍​‍​ ‍‍​‍​‍‌‍‍​‌ ‌​‌ ‌​‌ ​​‌ ​ ​ ‍‍​‍ ​‍ ‌‍ ‍‌‍ ‌ ​‍‌‍‌​‌‍‍‌‌‍​ ​‍ ‌‌‍​‍‌‍‍‌‌ ‌​‌‍‌‌‌ ​ ​‍ ‌‌‍‌ ‌ ​‍‌‍ ‌ ‌‌‌ ​​​‍ ‌‌ ​ ‌ ‌​‌ ‌‌‌‍‌​‌‍‍‌‌‍ ​‍ ‍‌ ‌‍‌‍‌‌‌ ​‍‌‍​ ‌‍‌‌‌‍ ​​‍ ‍‌‍​‌‌ ​​‌ ​​​‍ ‌‍‍‌‌‍ ‍‌ ‌​‌‍‌‌‌‍ ‍‌ ‌​​‍ ‌‍‌‌‌‍‌​‌‍‍‌‌ ‌​​‍ ‌‍ ‌‌‍ ‌‍‌​‌‍‌‌​ ‌‌ ​​‌ ​‍‌‍‌‌‌ ​ ‌‍‌‌‌‍ ‍‌ ‌​‌‍​‌‌ ‌​‌‍‍‌‌‍ ‌‍ ‍​ ‍ ‌‍‍‌‌‍‌​​ ‌‌‍‌​​ ‍​​ ​​‌‍‌​​ ​‌‌‍‌‍‌‍​‌​ ‌ ​‍ ‌‌‍​‌​ ​‍​ ‍​​ ‍‌​‍ ‌​ ‌​‌‍‌‌​ ​ ​ ​‌​‍ ‌‌‍​‍​ ​‌‌‍‌​​ ‌‍​‍ ‌​ ‌‍​ ‌​​ ‌‍​ ​‍​ ‌‍​ ‌‌​ ‍​​ ‌ ​ ‌‌​ ​‍​ ‌‍​ ‌‌​ ‍ ‌ ‌​‌ ‍‌‌ ​​‌‍‌‌​ ‌‌ ‌ ‌‍‌‌‌‍​‍‌ ​ ‌‍‍‌‌ ‌​‌‍‌‌‌​ ‍‌‍​‌‌ ‌‍‌‍‍‌‌‍‌ ‌‍​‌‌ ‌​‌‍‍‌‌‍ ‌‍ ‍‌​‍‌‌ ‌​‌‍‌‌‌‍ ‌​ ‍ ‌ ​​‌‍​‌‌ ‌​‌‍‍​​ ‌‌‍ ​‌‍​‌‌‍​‍‌‍‌‌‌‍ ​​‍‌‌​ ‌‌‌​​‍‌‌ ‌‍‍ ‌‍‌‌‌ ‍‌​‍‌‌​ ​ ‌​‌​​‍‌‌​ ​ ‌​‌​​‍‌‌​ ​‍​ ​‍‌‍‌‌‌‍ ‍​‍‌‌​ ​‍​ ​‍​‍‌‌​ ‌‌‌​‌​​‍ ‍‌ ‌‍‌‍​‌‌‍ ​‌ ‌‌‌‍‌‌​ ‌‍​‍‌‍​‌‌ ​ ‌‍‌‌‌‌‌‌‌ ​‍‌‍ ​​ ‌‌‍‍​‌ ‌​‌ ‌​‌ ​​‌ ​ ​‍‌‌​ ​ ‌​​‌​‍‌‌​ ​‍‌​‌‍​‍‌‌​ ​‍‌​‌‍‌‍ ‍‌‍ ‌ ​‍‌‍‌​‌‍‍‌‌‍​ ​‍ ‌‌‍​‍‌‍‍‌‌ ‌​‌‍‌‌‌ ​ ​‍ ‌‌‍‌ ‌ ​‍‌‍ ‌ ‌‌‌ ​​​‍ ‌‌ ​ ‌ ‌​‌ ‌‌‌‍‌​‌‍‍‌‌‍ ​‍ ‍‌ ‌‍‌‍‌‌‌ ​‍‌‍​ ‌‍‌‌‌‍ ​​‍ ‍‌‍​‌‌ ​​‌ ​​​‍‌‍‌‍‍‌‌‍‌​​ ‌‌‍‌​​ ‍​​ ​​‌‍‌​​ ​‌‌‍‌‍‌‍​‌​ ‌ ​‍ ‌‌‍​‌​ ​‍​ ‍​​ ‍‌​‍ ‌​ ‌​‌‍‌‌​ ​ ​ ​‌​‍ ‌‌‍​‍​ ​‌‌‍‌​​ ‌‍​‍ ‌​ ‌‍​ ‌​​ ‌‍​ ​‍​ ‌‍​ ‌‌​ ‍​​ ‌ ​ ‌‌​ ​‍​ ‌‍​ ‌‌​‍‌‍‌ ‌​‌ ‍‌‌ ​​‌‍‌‌​ ‌‌ ‌ ‌‍‌‌‌‍​‍‌ ​ ‌‍‍‌‌ ‌​‌‍‌‌‌​ ‍‌‍​‌‌ ‌‍‌‍‍‌‌‍‌ ‌‍​‌‌ ‌​‌‍‍‌‌‍ ‌‍ ‍‌​‍‌‌ ‌​‌‍‌‌‌‍ ‌​‍‌‍‌ ​​‌‍​‌‌ ‌​‌‍‍​​ ‌‌‍ ​‌‍​‌‌‍​‍‌‍‌‌‌‍ ​​‍‌‌​ ‌‌‌​​‍‌‌ ‌‍‍ ‌‍‌‌‌ ‍‌​‍‌‌​ ​ ‌​‌​​‍‌‌​ ​ ‌​‌​​‍‌‌​ ​‍​ ​‍‌‍‌‌‌‍ ‍​‍‌‌​ ​‍​ ​‍​‍‌‌​ ‌‌‌​‌​​‍ ‍‌ ‌‍‌‍​‌‌‍ ​‌ ‌‌‌‍‌‌​‍‌‍‌ ​​‌‍‌‌‌ ​‍‌ ​ ‌ ​​‌‍‌‌‌‍​ ‌ ‌​‌‍‍‌‌ ‌‍‌‍‌‌​ ‌‌ ​​‌ ‌‌‌‍​‍‌‍ ​‌‍‍‌‌ ​ ‌‍‍​‌‍‌‌‌‍‌​​‍​‍‌ ‌
Write us​​​​‌ ‍ ​‍​‍‌‍ ‌ ​‍‌‍‍‌‌‍‌ ‌‍‍‌‌‍ ‍​‍​‍​ ‍‍​‍​‍‌ ​ ‌‍​‌‌‍ ‍‌‍‍‌‌ ‌​‌ ‍‌​‍ ‍‌‍‍‌‌‍ ​‍​‍​‍ ​​‍​‍‌‍‍​‌ ​‍‌‍‌‌‌‍‌‍​‍​‍​ ‍‍​‍​‍‌‍‍​‌ ‌​‌ ‌​‌ ​​‌ ​ ​ ‍‍​‍ ​‍ ‌‍ ‍‌‍ ‌ ​‍‌‍‌​‌‍‍‌‌‍​ ​‍ ‌‌‍​‍‌‍‍‌‌ ‌​‌‍‌‌‌ ​ ​‍ ‌‌‍‌ ‌ ​‍‌‍ ‌ ‌‌‌ ​​​‍ ‌‌ ​ ‌ ‌​‌ ‌‌‌‍‌​‌‍‍‌‌‍ ​‍ ‍‌ ‌‍‌‍‌‌‌ ​‍‌‍​ ‌‍‌‌‌‍ ​​‍ ‍‌‍​‌‌ ​​‌ ​​​‍ ‌‍‍‌‌‍ ‍‌ ‌​‌‍‌‌‌‍ ‍‌ ‌​​‍ ‌‍‌‌‌‍‌​‌‍‍‌‌ ‌​​‍ ‌‍ ‌‌‍ ‌‍‌​‌‍‌‌​ ‌‌ ​​‌ ​‍‌‍‌‌‌ ​ ‌‍‌‌‌‍ ‍‌ ‌​‌‍​‌‌ ‌​‌‍‍‌‌‍ ‌‍ ‍​ ‍ ‌‍‍‌‌‍‌​​ ‌‌‍​‍​ ‌ ​ ​‍‌‍‌‍​ ​​‌‍​‌​ ​‍​ ‌‍​‍ ‌​ ​​‌‍​ ​ ‌ ​ ​‍​‍ ‌​ ‌​‌‍‌​​ ‌ ​ ‌‍​‍ ‌‌‍​‍​ ‌​​ ‌ ‌‍‌‌​‍ ‌​ ​ ​ ‍‌‌‍​‌‌‍‌‍‌‍​‌​ ​‍​ ​‍‌‍​ ‌‍‌‍‌‍‌‍​ ‌‍​ ​‌​ ‍ ‌ ‌​‌ ‍‌‌ ​​‌‍‌‌​ ‌‌ ‌ ‌‍‌‌‌‍​‍‌ ​ ‌‍‍‌‌ ‌​‌‍‌‌‌​ ‍‌‍​‌‌ ‌‍‌‍‍‌‌‍‌ ‌‍​‌‌ ‌​‌‍‍‌‌‍ ‌‍ ‍‌​‍‌‌ ‌​‌‍‌‌‌‍ ‌​ ‍ ‌ ​​‌‍​‌‌ ‌​‌‍‍​​ ‌‌‍ ​‌‍​‌‌‍​‍‌‍‌‌‌‍ ​​‍‌‌​ ‌‌‌​​‍‌‌ ‌‍‍ ‌‍‌‌‌ ‍‌​‍‌‌​ ​ ‌​‌​​‍‌‌​ ​ ‌​‌​​‍‌‌​ ​‍​ ​‍‌‍‌‌‌‍ ‍​‍‌‌​ ​‍​ ​‍​‍‌‌​ ‌‌‌​‌​​‍ ‍‌ ‌‍‌‍​‌‌‍ ​‌ ‌‌‌‍‌‌​ ‌‍​‍‌‍​‌‌ ​ ‌‍‌‌‌‌‌‌‌ ​‍‌‍ ​​ ‌‌‍‍​‌ ‌​‌ ‌​‌ ​​‌ ​ ​‍‌‌​ ​ ‌​​‌​‍‌‌​ ​‍‌​‌‍​‍‌‌​ ​‍‌​‌‍‌‍ ‍‌‍ ‌ ​‍‌‍‌​‌‍‍‌‌‍​ ​‍ ‌‌‍​‍‌‍‍‌‌ ‌​‌‍‌‌‌ ​ ​‍ ‌‌‍‌ ‌ ​‍‌‍ ‌ ‌‌‌ ​​​‍ ‌‌ ​ ‌ ‌​‌ ‌‌‌‍‌​‌‍‍‌‌‍ ​‍ ‍‌ ‌‍‌‍‌‌‌ ​‍‌‍​ ‌‍‌‌‌‍ ​​‍ ‍‌‍​‌‌ ​​‌ ​​​‍‌‍‌‍‍‌‌‍‌​​ ‌‌‍​‍​ ‌ ​ ​‍‌‍‌‍​ ​​‌‍​‌​ ​‍​ ‌‍​‍ ‌​ ​​‌‍​ ​ ‌ ​ ​‍​‍ ‌​ ‌​‌‍‌​​ ‌ ​ ‌‍​‍ ‌‌‍​‍​ ‌​​ ‌ ‌‍‌‌​‍ ‌​ ​ ​ ‍‌‌‍​‌‌‍‌‍‌‍​‌​ ​‍​ ​‍‌‍​ ‌‍‌‍‌‍‌‍​ ‌‍​ ​‌​‍‌‍‌ ‌​‌ ‍‌‌ ​​‌‍‌‌​ ‌‌ ‌ ‌‍‌‌‌‍​‍‌ ​ ‌‍‍‌‌ ‌​‌‍‌‌‌​ ‍‌‍​‌‌ ‌‍‌‍‍‌‌‍‌ ‌‍​‌‌ ‌​‌‍‍‌‌‍ ‌‍ ‍‌​‍‌‌ ‌​‌‍‌‌‌‍ ‌​‍‌‍‌ ​​‌‍​‌‌ ‌​‌‍‍​​ ‌‌‍ ​‌‍​‌‌‍​‍‌‍‌‌‌‍ ​​‍‌‌​ ‌‌‌​​‍‌‌ ‌‍‍ ‌‍‌‌‌ ‍‌​‍‌‌​ ​ ‌​‌​​‍‌‌​ ​ ‌​‌​​‍‌‌​ ​‍​ ​‍‌‍‌‌‌‍ ‍​‍‌‌​ ​‍​ ​‍​‍‌‌​ ‌‌‌​‌​​‍ ‍‌ ‌‍‌‍​‌‌‍ ​‌ ‌‌‌‍‌‌​‍‌‍‌ ​​‌‍‌‌‌ ​‍‌ ​ ‌ ​​‌‍‌‌‌‍​ ‌ ‌​‌‍‍‌‌ ‌‍‌‍‌‌​ ‌‌ ​​‌ ‌‌‌‍​‍‌‍ ​‌‍‍‌‌ ​ ‌‍‍​‌‍‌‌‌‍‌​​‍​‍‌ ‌
Media inquiries​​​​‌ ‍ ​‍​‍‌‍ ‌ ​‍‌‍‍‌‌‍‌ ‌‍‍‌‌‍ ‍​‍​‍​ ‍‍​‍​‍‌ ​ ‌‍​‌‌‍ ‍‌‍‍‌‌ ‌​‌ ‍‌​‍ ‍‌‍‍‌‌‍ ​‍​‍​‍ ​​‍​‍‌‍‍​‌ ​‍‌‍‌‌‌‍‌‍​‍​‍​ ‍‍​‍​‍‌‍‍​‌ ‌​‌ ‌​‌ ​​‌ ​ ​ ‍‍​‍ ​‍ ‌‍ ‍‌‍ ‌ ​‍‌‍‌​‌‍‍‌‌‍​ ​‍ ‌‌‍​‍‌‍‍‌‌ ‌​‌‍‌‌‌ ​ ​‍ ‌‌‍‌ ‌ ​‍‌‍ ‌ ‌‌‌ ​​​‍ ‌‌ ​ ‌ ‌​‌ ‌‌‌‍‌​‌‍‍‌‌‍ ​‍ ‍‌ ‌‍‌‍‌‌‌ ​‍‌‍​ ‌‍‌‌‌‍ ​​‍ ‍‌‍​‌‌ ​​‌ ​​​‍ ‌‍‍‌‌‍ ‍‌ ‌​‌‍‌‌‌‍ ‍‌ ‌​​‍ ‌‍‌‌‌‍‌​‌‍‍‌‌ ‌​​‍ ‌‍ ‌‌‍ ‌‍‌​‌‍‌‌​ ‌‌ ​​‌ ​‍‌‍‌‌‌ ​ ‌‍‌‌‌‍ ‍‌ ‌​‌‍​‌‌ ‌​‌‍‍‌‌‍ ‌‍ ‍​ ‍ ‌‍‍‌‌‍‌​​ ‌​ ‌‍​ ‌​​ ​ ‌‍‌​​ ‍‌​ ‍‌​ ‌‌‌‍‌‍​‍ ‌​ ​​‌‍‌‍‌‍​‌​ ‌‍​‍ ‌​ ‌​‌‍‌‍​ ‌‌​ ‌​​‍ ‌‌‍​‌​ ​ ​ ​‍​ ‌ ​‍ ‌​ ​‍‌‍‌‌‌‍‌‍‌‍​‌​ ​‍​ ​‍​ ​ ​ ‌ ‌‍‌‌​ ​​​ ​​​ ‌ ​ ‍ ‌ ‌​‌ ‍‌‌ ​​‌‍‌‌​ ‌‌ ‌ ‌‍‌‌‌‍​‍‌ ​ ‌‍‍‌‌ ‌​‌‍‌‌‌​ ‍‌‍​‌‌ ‌‍‌‍‍‌‌‍‌ ‌‍​‌‌ ‌​‌‍‍‌‌‍ ‌‍ ‍‌​‍‌‌ ‌​‌‍‌‌‌‍ ‌​ ‍ ‌ ​​‌‍​‌‌ ‌​‌‍‍​​ ‌‌‍ ​‌‍​‌‌‍​‍‌‍‌‌‌‍ ​​‍‌‌​ ‌‌‌​​‍‌‌ ‌‍‍ ‌‍‌‌‌ ‍‌​‍‌‌​ ​ ‌​‌​​‍‌‌​ ​ ‌​‌​​‍‌‌​ ​‍​ ​‍‌‍‌‌‌‍ ‍​‍‌‌​ ​‍​ ​‍​‍‌‌​ ‌‌‌​‌​​‍ ‍‌ ‌‍‌‍​‌‌‍ ​‌ ‌‌‌‍‌‌​ ‌‍​‍‌‍​‌‌ ​ ‌‍‌‌‌‌‌‌‌ ​‍‌‍ ​​ ‌‌‍‍​‌ ‌​‌ ‌​‌ ​​‌ ​ ​‍‌‌​ ​ ‌​​‌​‍‌‌​ ​‍‌​‌‍​‍‌‌​ ​‍‌​‌‍‌‍ ‍‌‍ ‌ ​‍‌‍‌​‌‍‍‌‌‍​ ​‍ ‌‌‍​‍‌‍‍‌‌ ‌​‌‍‌‌‌ ​ ​‍ ‌‌‍‌ ‌ ​‍‌‍ ‌ ‌‌‌ ​​​‍ ‌‌ ​ ‌ ‌​‌ ‌‌‌‍‌​‌‍‍‌‌‍ ​‍ ‍‌ ‌‍‌‍‌‌‌ ​‍‌‍​ ‌‍‌‌‌‍ ​​‍ ‍‌‍​‌‌ ​​‌ ​​​‍‌‍‌‍‍‌‌‍‌​​ ‌​ ‌‍​ ‌​​ ​ ‌‍‌​​ ‍‌​ ‍‌​ ‌‌‌‍‌‍​‍ ‌​ ​​‌‍‌‍‌‍​‌​ ‌‍​‍ ‌​ ‌​‌‍‌‍​ ‌‌​ ‌​​‍ ‌‌‍​‌​ ​ ​ ​‍​ ‌ ​‍ ‌​ ​‍‌‍‌‌‌‍‌‍‌‍​‌​ ​‍​ ​‍​ ​ ​ ‌ ‌‍‌‌​ ​​​ ​​​ ‌ ​‍‌‍‌ ‌​‌ ‍‌‌ ​​‌‍‌‌​ ‌‌ ‌ ‌‍‌‌‌‍​‍‌ ​ ‌‍‍‌‌ ‌​‌‍‌‌‌​ ‍‌‍​‌‌ ‌‍‌‍‍‌‌‍‌ ‌‍​‌‌ ‌​‌‍‍‌‌‍ ‌‍ ‍‌​‍‌‌ ‌​‌‍‌‌‌‍ ‌​‍‌‍‌ ​​‌‍​‌‌ ‌​‌‍‍​​ ‌‌‍ ​‌‍​‌‌‍​‍‌‍‌‌‌‍ ​​‍‌‌​ ‌‌‌​​‍‌‌ ‌‍‍ ‌‍‌‌‌ ‍‌​‍‌‌​ ​ ‌​‌​​‍‌‌​ ​ ‌​‌​​‍‌‌​ ​‍​ ​‍‌‍‌‌‌‍ ‍​‍‌‌​ ​‍​ ​‍​‍‌‌​ ‌‌‌​‌​​‍ ‍‌ ‌‍‌‍​‌‌‍ ​‌ ‌‌‌‍‌‌​‍‌‍‌ ​​‌‍‌‌‌ ​‍‌ ​ ‌ ​​‌‍‌‌‌‍​ ‌ ‌​‌‍‍‌‌ ‌‍‌‍‌‌​ ‌‌ ​​‌ ‌‌‌‍​‍‌‍ ​‌‍‍‌‌ ​ ‌‍‍​‌‍‌‌‌‍‌​​‍​‍‌ ‌
Select Language
Find a Subway®​​​​‌ ‍ ​‍​‍‌‍ ‌ ​‍‌‍‍‌‌‍‌ ‌‍‍‌‌‍ ‍​‍​‍​ ‍‍​‍​‍‌ ​ ‌‍​‌‌‍ ‍‌‍‍‌‌ ‌​‌ ‍‌​‍ ‍‌‍‍‌‌‍ ​‍​‍​‍ ​​‍​‍‌‍‍​‌ ​‍‌‍‌‌‌‍‌‍​‍​‍​ ‍‍​‍​‍‌‍‍​‌ ‌​‌ ‌​‌ ​​‌ ​ ​ ‍‍​‍ ​‍ ‌‍ ‍‌‍ ‌ ​‍‌‍‌​‌‍‍‌‌‍​ ​‍ ‌‌‍​‍‌‍‍‌‌ ‌​‌‍‌‌‌ ​ ​‍ ‌‌‍‌ ‌ ​‍‌‍ ‌ ‌‌‌ ​​​‍ ‌‌ ​ ‌ ‌​‌ ‌‌‌‍‌​‌‍‍‌‌‍ ​‍ ‍‌ ‌‍‌‍‌‌‌ ​‍‌‍​ ‌‍‌‌‌‍ ​​‍ ‍‌‍​‌‌ ​​‌ ​​​‍ ‌‍‍‌‌‍ ‍‌ ‌​‌‍‌‌‌‍ ‍‌ ‌​​‍ ‌‍‌‌‌‍‌​‌‍‍‌‌ ‌​​‍ ‌‍ ‌‌‍ ‌‍‌​‌‍‌‌​ ‌‌ ​​‌ ​‍‌‍‌‌‌ ​ ‌‍‌‌‌‍ ‍‌ ‌​‌‍​‌‌ ‌​‌‍‍‌‌‍ ‌‍ ‍​ ‍ ‌‍‍‌‌‍‌​​ ‌‌‍​‍​ ​‌​ ‌​​ ‌‍​ ‌ ​ ‍​​ ‍​​ ​‍​‍ ‌​ ‌‍​ ‌‌​ ‌​‌‍‌‍​‍ ‌​ ‌​​ ‌‍​ ​‌​ ‌‍​‍ ‌​ ‍‌​ ‍‌​ ‌‌​ ‌‌​‍ ‌‌‍‌‍​ ‍​‌‍​‍‌‍‌​​ ‍‌​ ​‌‌‍​‍​ ‍​​ ‍​‌‍‌‌​ ​ ​ ‍​​ ‍ ‌ ‌​‌ ‍‌‌ ​​‌‍‌‌​ ‌‌ ‌ ‌‍‌‌‌‍​‍‌ ​ ‌‍‍‌‌ ‌​‌‍‌‌‌​ ‍‌‍​‌‌ ‌‍‌‍‍‌‌‍‌ ‌‍​‌‌ ‌​‌‍‍‌‌‍ ‌‍ ‍‌​‍‌‌ ‌​‌‍‌‌‌‍ ‌​ ‍ ‌ ​​‌‍​‌‌ ‌​‌‍‍​​ ‌‌‍ ​‌‍​‌‌‍​‍‌‍‌‌‌‍ ​​‍‌‌​ ‌‌‌​​‍‌‌ ‌‍‍ ‌‍‌‌‌ ‍‌​‍‌‌​ ​ ‌​‌​​‍‌‌​ ​ ‌​‌​​‍‌‌​ ​‍​ ​‍‌‍‌‌‌‍ ‍​‍‌‌​ ​‍​ ​‍​‍‌‌​ ‌‌‌​‌​​‍ ‍‌ ‌‍‌‍​‌‌‍ ​‌ ‌‌‌‍‌‌​ ‌‍​‍‌‍​‌‌ ​ ‌‍‌‌‌‌‌‌‌ ​‍‌‍ ​​ ‌‌‍‍​‌ ‌​‌ ‌​‌ ​​‌ ​ ​‍‌‌​ ​ ‌​​‌​‍‌‌​ ​‍‌​‌‍​‍‌‌​ ​‍‌​‌‍‌‍ ‍‌‍ ‌ ​‍‌‍‌​‌‍‍‌‌‍​ ​‍ ‌‌‍​‍‌‍‍‌‌ ‌​‌‍‌‌‌ ​ ​‍ ‌‌‍‌ ‌ ​‍‌‍ ‌ ‌‌‌ ​​​‍ ‌‌ ​ ‌ ‌​‌ ‌‌‌‍‌​‌‍‍‌‌‍ ​‍ ‍‌ ‌‍‌‍‌‌‌ ​‍‌‍​ ‌‍‌‌‌‍ ​​‍ ‍‌‍​‌‌ ​​‌ ​​​‍‌‍‌‍‍‌‌‍‌​​ ‌‌‍​‍​ ​‌​ ‌​​ ‌‍​ ‌ ​ ‍​​ ‍​​ ​‍​‍ ‌​ ‌‍​ ‌‌​ ‌​‌‍‌‍​‍ ‌​ ‌​​ ‌‍​ ​‌​ ‌‍​‍ ‌​ ‍‌​ ‍‌​ ‌‌​ ‌‌​‍ ‌‌‍‌‍​ ‍​‌‍​‍‌‍‌​​ ‍‌​ ​‌‌‍​‍​ ‍​​ ‍​‌‍‌‌​ ​ ​ ‍​​‍‌‍‌ ‌​‌ ‍‌‌ ​​‌‍‌‌​ ‌‌ ‌ ‌‍‌‌‌‍​‍‌ ​ ‌‍‍‌‌ ‌​‌‍‌‌‌​ ‍‌‍​‌‌ ‌‍‌‍‍‌‌‍‌ ‌‍​‌‌ ‌​‌‍‍‌‌‍ ‌‍ ‍‌​‍‌‌ ‌​‌‍‌‌‌‍ ‌​‍‌‍‌ ​​‌‍​‌‌ ‌​‌‍‍​​ ‌‌‍ ​‌‍​‌‌‍​‍‌‍‌‌‌‍ ​​‍‌‌​ ‌‌‌​​‍‌‌ ‌‍‍ ‌‍‌‌‌ ‍‌​‍‌‌​ ​ ‌​‌​​‍‌‌​ ​ ‌​‌​​‍‌‌​ ​‍​ ​‍‌‍‌‌‌‍ ‍​‍‌‌​ ​‍​ ​‍​‍‌‌​ ‌‌‌​‌​​‍ ‍‌ ‌‍‌‍​‌‌‍ ​‌ ‌‌‌‍‌‌​‍‌‍‌ ​​‌‍‌‌‌ ​‍‌ ​ ‌ ​​‌‍‌‌‌‍​ ‌ ‌​‌‍‍‌‌ ‌‍‌‍‌‌​ ‌‌ ​​‌ ‌‌‌‍​‍‌‍ ​‌‍‍‌‌ ​ ‌‍‍​‌‍‌‌‌‍‌​​‍​‍‌ ‌
Smileyrapport​​​​‌ ‍ ​‍​‍‌‍ ‌ ​‍‌‍‍‌‌‍‌ ‌‍‍‌‌‍ ‍​‍​‍​ ‍‍​‍​‍‌ ​ ‌‍​‌‌‍ ‍‌‍‍‌‌ ‌​‌ ‍‌​‍ ‍‌‍‍‌‌‍ ​‍​‍​‍ ​​‍​‍‌‍‍​‌ ​‍‌‍‌‌‌‍‌‍​‍​‍​ ‍‍​‍​‍‌‍‍​‌ ‌​‌ ‌​‌ ​​‌ ​ ​ ‍‍​‍ ​‍ ‌‍ ‍‌‍ ‌ ​‍‌‍‌​‌‍‍‌‌‍​ ​‍ ‌‌‍​‍‌‍‍‌‌ ‌​‌‍‌‌‌ ​ ​‍ ‌‌‍‌ ‌ ​‍‌‍ ‌ ‌‌‌ ​​​‍ ‌‌ ​ ‌ ‌​‌ ‌‌‌‍‌​‌‍‍‌‌‍ ​‍ ‍‌ ‌‍‌‍‌‌‌ ​‍‌‍​ ‌‍‌‌‌‍ ​​‍ ‍‌‍​‌‌ ​​‌ ​​​‍ ‌‍‍‌‌‍ ‍‌ ‌​‌‍‌‌‌‍ ‍‌ ‌​​‍ ‌‍‌‌‌‍‌​‌‍‍‌‌ ‌​​‍ ‌‍ ‌‌‍ ‌‍‌​‌‍‌‌​ ‌‌ ​​‌ ​‍‌‍‌‌‌ ​ ‌‍‌‌‌‍ ‍‌ ‌​‌‍​‌‌ ‌​‌‍‍‌‌‍ ‌‍ ‍​ ‍ ‌‍‍‌‌‍‌​​ ‌‌‍​‍​ ‌ ​ ​​‌‍‌‍‌‍‌‌​ ‍​‌‍‌‌​ ‌‍​‍ ‌‌‍​ ‌‍‌‌‌‍‌​​ ‌‍​‍ ‌​ ‌​‌‍​‍​ ​ ​ ​‌​‍ ‌​ ‍‌​ ​​‌‍‌‌​ ‌‍​‍ ‌​ ‌‍​ ​ ‌‍‌‌​ ​ ​ ​​‌‍​ ​ ‍‌​ ​​​ ‌​​ ​ ​ ​‍​ ‍​​ ‍ ‌ ‌​‌ ‍‌‌ ​​‌‍‌‌​ ‌‌ ‌ ‌‍‌‌‌‍​‍‌ ​ ‌‍‍‌‌ ‌​‌‍‌‌‌​ ‍‌‍​‌‌ ‌‍‌‍‍‌‌‍‌ ‌‍​‌‌ ‌​‌‍‍‌‌‍ ‌‍ ‍‌​‍‌‌ ‌​‌‍‌‌‌‍ ‌​ ‍ ‌ ​​‌‍​‌‌ ‌​‌‍‍​​ ‌‌‍ ​‌‍​‌‌‍​‍‌‍‌‌‌‍ ​​‍‌‌​ ‌‌‌​​‍‌‌ ‌‍‍ ‌‍‌‌‌ ‍‌​‍‌‌​ ​ ‌​‌​​‍‌‌​ ​ ‌​‌​​‍‌‌​ ​‍​ ​‍‌‍‌‌‌‍ ‍​‍‌‌​ ​‍​ ​‍​‍‌‌​ ‌‌‌​‌​​‍ ‍‌ ‌‍‌‍​‌‌‍ ​‌ ‌‌‌‍‌‌​ ‌‍​‍‌‍​‌‌ ​ ‌‍‌‌‌‌‌‌‌ ​‍‌‍ ​​ ‌‌‍‍​‌ ‌​‌ ‌​‌ ​​‌ ​ ​‍‌‌​ ​ ‌​​‌​‍‌‌​ ​‍‌​‌‍​‍‌‌​ ​‍‌​‌‍‌‍ ‍‌‍ ‌ ​‍‌‍‌​‌‍‍‌‌‍​ ​‍ ‌‌‍​‍‌‍‍‌‌ ‌​‌‍‌‌‌ ​ ​‍ ‌‌‍‌ ‌ ​‍‌‍ ‌ ‌‌‌ ​​​‍ ‌‌ ​ ‌ ‌​‌ ‌‌‌‍‌​‌‍‍‌‌‍ ​‍ ‍‌ ‌‍‌‍‌‌‌ ​‍‌‍​ ‌‍‌‌‌‍ ​​‍ ‍‌‍​‌‌ ​​‌ ​​​‍‌‍‌‍‍‌‌‍‌​​ ‌‌‍​‍​ ‌ ​ ​​‌‍‌‍‌‍‌‌​ ‍​‌‍‌‌​ ‌‍​‍ ‌‌‍​ ‌‍‌‌‌‍‌​​ ‌‍​‍ ‌​ ‌​‌‍​‍​ ​ ​ ​‌​‍ ‌​ ‍‌​ ​​‌‍‌‌​ ‌‍​‍ ‌​ ‌‍​ ​ ‌‍‌‌​ ​ ​ ​​‌‍​ ​ ‍‌​ ​​​ ‌​​ ​ ​ ​‍​ ‍​​‍‌‍‌ ‌​‌ ‍‌‌ ​​‌‍‌‌​ ‌‌ ‌ ‌‍‌‌‌‍​‍‌ ​ ‌‍‍‌‌ ‌​‌‍‌‌‌​ ‍‌‍​‌‌ ‌‍‌‍‍‌‌‍‌ ‌‍​‌‌ ‌​‌‍‍‌‌‍ ‌‍ ‍‌​‍‌‌ ‌​‌‍‌‌‌‍ ‌​‍‌‍‌ ​​‌‍​‌‌ ‌​‌‍‍​​ ‌‌‍ ​‌‍​‌‌‍​‍‌‍‌‌‌‍ ​​‍‌‌​ ‌‌‌​​‍‌‌ ‌‍‍ ‌‍‌‌‌ ‍‌​‍‌‌​ ​ ‌​‌​​‍‌‌​ ​ ‌​‌​​‍‌‌​ ​‍​ ​‍‌‍‌‌‌‍ ‍​‍‌‌​ ​‍​ ​‍​‍‌‌​ ‌‌‌​‌​​‍ ‍‌ ‌‍‌‍​‌‌‍ ​‌ ‌‌‌‍‌‌​‍‌‍‌ ​​‌‍‌‌‌ ​‍‌ ​ ‌ ​​‌‍‌‌‌‍​ ‌ ‌​‌‍‍‌‌ ‌‍‌‍‌‌​ ‌‌ ​​‌ ‌‌‌‍​‍‌‍ ​‌‍‍‌‌ ​ ‌‍‍​‌‍‌‌‌‍‌​​‍​‍‌ ‌
Allergens​​​​‌ ‍ ​‍​‍‌‍ ‌ ​‍‌‍‍‌‌‍‌ ‌‍‍‌‌‍ ‍​‍​‍​ ‍‍​‍​‍‌ ​ ‌‍​‌‌‍ ‍‌‍‍‌‌ ‌​‌ ‍‌​‍ ‍‌‍‍‌‌‍ ​‍​‍​‍ ​​‍​‍‌‍‍​‌ ​‍‌‍‌‌‌‍‌‍​‍​‍​ ‍‍​‍​‍‌‍‍​‌ ‌​‌ ‌​‌ ​​‌ ​ ​ ‍‍​‍ ​‍ ‌‍ ‍‌‍ ‌ ​‍‌‍‌​‌‍‍‌‌‍​ ​‍ ‌‌‍​‍‌‍‍‌‌ ‌​‌‍‌‌‌ ​ ​‍ ‌‌‍‌ ‌ ​‍‌‍ ‌ ‌‌‌ ​​​‍ ‌‌ ​ ‌ ‌​‌ ‌‌‌‍‌​‌‍‍‌‌‍ ​‍ ‍‌ ‌‍‌‍‌‌‌ ​‍‌‍​ ‌‍‌‌‌‍ ​​‍ ‍‌‍​‌‌ ​​‌ ​​​‍ ‌‍‍‌‌‍ ‍‌ ‌​‌‍‌‌‌‍ ‍‌ ‌​​‍ ‌‍‌‌‌‍‌​‌‍‍‌‌ ‌​​‍ ‌‍ ‌‌‍ ‌‍‌​‌‍‌‌​ ‌‌ ​​‌ ​‍‌‍‌‌‌ ​ ‌‍‌‌‌‍ ‍‌ ‌​‌‍​‌‌ ‌​‌‍‍‌‌‍ ‌‍ ‍​ ‍ ‌‍‍‌‌‍‌​​ ‌​ ‌​​ ‍​​ ‌ ‌‍​‍​ ‌​​ ​‌​ ​​‌‍‌​​‍ ‌‌‍‌​​ ‍​‌‍​‍‌‍​‍​‍ ‌​ ‌​‌‍‌‍​ ​​​ ‌​​‍ ‌‌‍​‍​ ‌ ​ ‌ ​ ​ ​‍ ‌​ ‌‍​ ‍‌‌‍‌‍​ ‌​​ ‍​‌‍​ ​ ​‌‌‍‌‍‌‍​ ‌‍‌‍​ ‌‍​ ‌‌​ ‍ ‌ ‌​‌ ‍‌‌ ​​‌‍‌‌​ ‌‌ ‌ ‌‍‌‌‌‍​‍‌ ​ ‌‍‍‌‌ ‌​‌‍‌‌‌​ ‍‌‍​‌‌ ‌‍‌‍‍‌‌‍‌ ‌‍​‌‌ ‌​‌‍‍‌‌‍ ‌‍ ‍‌​‍‌‌ ‌​‌‍‌‌‌‍ ‌​ ‍ ‌ ​​‌‍​‌‌ ‌​‌‍‍​​ ‌‌‍ ​‌‍​‌‌‍​‍‌‍‌‌‌‍ ​​‍‌‌​ ‌‌‌​​‍‌‌ ‌‍‍ ‌‍‌‌‌ ‍‌​‍‌‌​ ​ ‌​‌​​‍‌‌​ ​ ‌​‌​​‍‌‌​ ​‍​ ​‍‌‍‌‌‌‍ ‍​‍‌‌​ ​‍​ ​‍​‍‌‌​ ‌‌‌​‌​​‍ ‍‌ ‌‍‌‍​‌‌‍ ​‌ ‌‌‌‍‌‌​ ‌‍​‍‌‍​‌‌ ​ ‌‍‌‌‌‌‌‌‌ ​‍‌‍ ​​ ‌‌‍‍​‌ ‌​‌ ‌​‌ ​​‌ ​ ​‍‌‌​ ​ ‌​​‌​‍‌‌​ ​‍‌​‌‍​‍‌‌​ ​‍‌​‌‍‌‍ ‍‌‍ ‌ ​‍‌‍‌​‌‍‍‌‌‍​ ​‍ ‌‌‍​‍‌‍‍‌‌ ‌​‌‍‌‌‌ ​ ​‍ ‌‌‍‌ ‌ ​‍‌‍ ‌ ‌‌‌ ​​​‍ ‌‌ ​ ‌ ‌​‌ ‌‌‌‍‌​‌‍‍‌‌‍ ​‍ ‍‌ ‌‍‌‍‌‌‌ ​‍‌‍​ ‌‍‌‌‌‍ ​​‍ ‍‌‍​‌‌ ​​‌ ​​​‍‌‍‌‍‍‌‌‍‌​​ ‌​ ‌​​ ‍​​ ‌ ‌‍​‍​ ‌​​ ​‌​ ​​‌‍‌​​‍ ‌‌‍‌​​ ‍​‌‍​‍‌‍​‍​‍ ‌​ ‌​‌‍‌‍​ ​​​ ‌​​‍ ‌‌‍​‍​ ‌ ​ ‌ ​ ​ ​‍ ‌​ ‌‍​ ‍‌‌‍‌‍​ ‌​​ ‍​‌‍​ ​ ​‌‌‍‌‍‌‍​ ‌‍‌‍​ ‌‍​ ‌‌​‍‌‍‌ ‌​‌ ‍‌‌ ​​‌‍‌‌​ ‌‌ ‌ ‌‍‌‌‌‍​‍‌ ​ ‌‍‍‌‌ ‌​‌‍‌‌‌​ ‍‌‍​‌‌ ‌‍‌‍‍‌‌‍‌ ‌‍​‌‌ ‌​‌‍‍‌‌‍ ‌‍ ‍‌​‍‌‌ ‌​‌‍‌‌‌‍ ‌​‍‌‍‌ ​​‌‍​‌‌ ‌​‌‍‍​​ ‌‌‍ ​‌‍​‌‌‍​‍‌‍‌‌‌‍ ​​‍‌‌​ ‌‌‌​​‍‌‌ ‌‍‍ ‌‍‌‌‌ ‍‌​‍‌‌​ ​ ‌​‌​​‍‌‌​ ​ ‌​‌​​‍‌‌​ ​‍​ ​‍‌‍‌‌‌‍ ‍​‍‌‌​ ​‍​ ​‍​‍‌‌​ ‌‌‌​‌​​‍ ‍‌ ‌‍‌‍​‌‌‍ ​‌ ‌‌‌‍‌‌​‍‌‍‌ ​​‌‍‌‌‌ ​‍‌ ​ ‌ ​​‌‍‌‌‌‍​ ‌ ‌​‌‍‍‌‌ ‌‍‌‍‌‌​ ‌‌ ​​‌ ‌‌‌‍​‍‌‍ ​‌‍‍‌‌ ​ ‌‍‍​‌‍‌‌‌‍‌​​‍​‍‌ ‌
Privacy notice​​​​‌ ‍ ​‍​‍‌‍ ‌ ​‍‌‍‍‌‌‍‌ ‌‍‍‌‌‍ ‍​‍​‍​ ‍‍​‍​‍‌ ​ ‌‍​‌‌‍ ‍‌‍‍‌‌ ‌​‌ ‍‌​‍ ‍‌‍‍‌‌‍ ​‍​‍​‍ ​​‍​‍‌‍‍​‌ ​‍‌‍‌‌‌‍‌‍​‍​‍​ ‍‍​‍​‍‌‍‍​‌ ‌​‌ ‌​‌ ​​‌ ​ ​ ‍‍​‍ ​‍ ‌‍ ‍‌‍ ‌ ​‍‌‍‌​‌‍‍‌‌‍​ ​‍ ‌‌‍​‍‌‍‍‌‌ ‌​‌‍‌‌‌ ​ ​‍ ‌‌‍‌ ‌ ​‍‌‍ ‌ ‌‌‌ ​​​‍ ‌‌ ​ ‌ ‌​‌ ‌‌‌‍‌​‌‍‍‌‌‍ ​‍ ‍‌ ‌‍‌‍‌‌‌ ​‍‌‍​ ‌‍‌‌‌‍ ​​‍ ‍‌‍​‌‌ ​​‌ ​​​‍ ‌‍‍‌‌‍ ‍‌ ‌​‌‍‌‌‌‍ ‍‌ ‌​​‍ ‌‍‌‌‌‍‌​‌‍‍‌‌ ‌​​‍ ‌‍ ‌‌‍ ‌‍‌​‌‍‌‌​ ‌‌ ​​‌ ​‍‌‍‌‌‌ ​ ‌‍‌‌‌‍ ‍‌ ‌​‌‍​‌‌ ‌​‌‍‍‌‌‍ ‌‍ ‍​ ‍ ‌‍‍‌‌‍‌​​ ‌​ ‍‌​ ‍​‌‍​‍‌‍‌​‌‍​‍​ ‌​​ ‌ ​ ​‍​‍ ‌‌‍‌​‌‍​ ‌‍‌‌‌‍‌‍​‍ ‌​ ‌​​ ‍​​ ​‍​ ‌‍​‍ ‌‌‍​‌‌‍​ ‌‍​ ​ ‌ ​‍ ‌​ ​ ​ ​ ​ ‌‌​ ​​‌‍​‌​ ‌‌​ ​‍‌‍​ ‌‍‌​​ ‌​‌‍‌‌​ ‌‌​ ‍ ‌ ‌​‌ ‍‌‌ ​​‌‍‌‌​ ‌‌ ‌ ‌‍‌‌‌‍​‍‌ ​ ‌‍‍‌‌ ‌​‌‍‌‌‌​ ‍‌‍​‌‌ ‌‍‌‍‍‌‌‍‌ ‌‍​‌‌ ‌​‌‍‍‌‌‍ ‌‍ ‍‌​‍‌‌ ‌​‌‍‌‌‌‍ ‌​ ‍ ‌ ​​‌‍​‌‌ ‌​‌‍‍​​ ‌‌‍ ​‌‍​‌‌‍​‍‌‍‌‌‌‍ ​​‍‌‌​ ‌‌‌​​‍‌‌ ‌‍‍ ‌‍‌‌‌ ‍‌​‍‌‌​ ​ ‌​‌​​‍‌‌​ ​ ‌​‌​​‍‌‌​ ​‍​ ​‍‌‍‌‌‌‍ ‍​‍‌‌​ ​‍​ ​‍​‍‌‌​ ‌‌‌​‌​​‍ ‍‌ ‌‍‌‍​‌‌‍ ​‌ ‌‌‌‍‌‌​ ‌‍​‍‌‍​‌‌ ​ ‌‍‌‌‌‌‌‌‌ ​‍‌‍ ​​ ‌‌‍‍​‌ ‌​‌ ‌​‌ ​​‌ ​ ​‍‌‌​ ​ ‌​​‌​‍‌‌​ ​‍‌​‌‍​‍‌‌​ ​‍‌​‌‍‌‍ ‍‌‍ ‌ ​‍‌‍‌​‌‍‍‌‌‍​ ​‍ ‌‌‍​‍‌‍‍‌‌ ‌​‌‍‌‌‌ ​ ​‍ ‌‌‍‌ ‌ ​‍‌‍ ‌ ‌‌‌ ​​​‍ ‌‌ ​ ‌ ‌​‌ ‌‌‌‍‌​‌‍‍‌‌‍ ​‍ ‍‌ ‌‍‌‍‌‌‌ ​‍‌‍​ ‌‍‌‌‌‍ ​​‍ ‍‌‍​‌‌ ​​‌ ​​​‍‌‍‌‍‍‌‌‍‌​​ ‌​ ‍‌​ ‍​‌‍​‍‌‍‌​‌‍​‍​ ‌​​ ‌ ​ ​‍​‍ ‌‌‍‌​‌‍​ ‌‍‌‌‌‍‌‍​‍ ‌​ ‌​​ ‍​​ ​‍​ ‌‍​‍ ‌‌‍​‌‌‍​ ‌‍​ ​ ‌ ​‍ ‌​ ​ ​ ​ ​ ‌‌​ ​​‌‍​‌​ ‌‌​ ​‍‌‍​ ‌‍‌​​ ‌​‌‍‌‌​ ‌‌​‍‌‍‌ ‌​‌ ‍‌‌ ​​‌‍‌‌​ ‌‌ ‌ ‌‍‌‌‌‍​‍‌ ​ ‌‍‍‌‌ ‌​‌‍‌‌‌​ ‍‌‍​‌‌ ‌‍‌‍‍‌‌‍‌ ‌‍​‌‌ ‌​‌‍‍‌‌‍ ‌‍ ‍‌​‍‌‌ ‌​‌‍‌‌‌‍ ‌​‍‌‍‌ ​​‌‍​‌‌ ‌​‌‍‍​​ ‌‌‍ ​‌‍​‌‌‍​‍‌‍‌‌‌‍ ​​‍‌‌​ ‌‌‌​​‍‌‌ ‌‍‍ ‌‍‌‌‌ ‍‌​‍‌‌​ ​ ‌​‌​​‍‌‌​ ​ ‌​‌​​‍‌‌​ ​‍​ ​‍‌‍‌‌‌‍ ‍​‍‌‌​ ​‍​ ​‍​‍‌‌​ ‌‌‌​‌​​‍ ‍‌ ‌‍‌‍​‌‌‍ ​‌ ‌‌‌‍‌‌​‍‌‍‌ ​​‌‍‌‌‌ ​‍‌ ​ ‌ ​​‌‍‌‌‌‍​ ‌ ‌​‌‍‍‌‌ ‌‍‌‍‌‌​ ‌‌ ​​‌ ‌‌‌‍​‍‌‍ ​‌‍‍‌‌ ​ ‌‍‍​‌‍‌‌‌‍‌​​‍​‍‌ ‌